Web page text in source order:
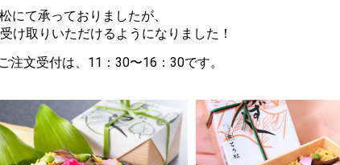
にて承っておりましたが、
け取りいただけるようになりました！
注文受付は、11：30〜16：30です。